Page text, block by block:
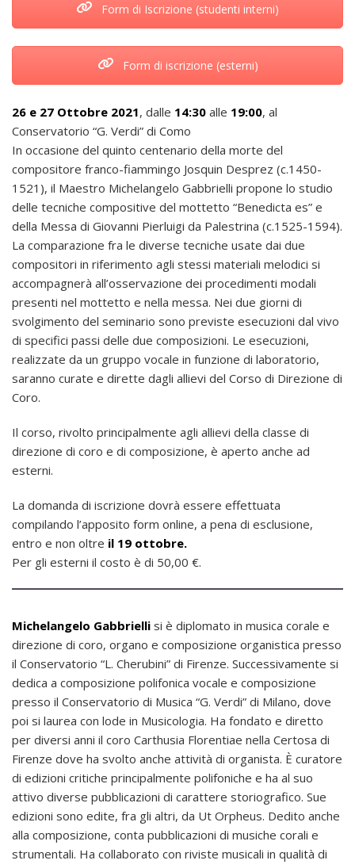
Form di Iscrizione (studenti interni)
Form di iscrizione (esterni)
26 e 27 Ottobre 2021, dalle 14:30 alle 19:00, al
Conservatorio “G. Verdi” di Como
In occasione del quinto centenario della morte del
compositore franco-fiammingo Josquin Desprez (c.1450-
1521), il Maestro Michelangelo Gabbrielli propone lo studio
delle tecniche compositive del mottetto “Benedicta es” e
della Messa di Giovanni Pierluigi da Palestrina (c.1525-1594).
La comparazione fra le diverse tecniche usate dai due
compositori in riferimento agli stessi materiali melodici si
accompagnerà all’osservazione dei procedimenti modali
presenti nel mottetto e nella messa. Nei due giorni di
svolgimento del seminario sono previste esecuzioni dal vivo
di specifici passi delle due composizioni. Le esecuzioni,
realizzate da un gruppo vocale in funzione di laboratorio,
saranno curate e dirette dagli allievi del Corso di Direzione di
Coro.
Il corso, rivolto principalmente agli allievi della classe di
direzione di coro e di composizione, è aperto anche ad
esterni.
La domanda di iscrizione dovrà essere effettuata
compilando l’apposito form online, a pena di esclusione,
entro e non oltre il 19 ottobre.
Per gli esterni il costo è di 50,00 €.
Michelangelo Gabbrielli si è diplomato in musica corale e
direzione di coro, organo e composizione organistica presso
il Conservatorio “L. Cherubini” di Firenze. Successivamente si
dedica a composizione polifonica vocale e composizione
presso il Conservatorio di Musica “G. Verdi” di Milano, dove
poi si laurea con lode in Musicologia. Ha fondato e diretto
per diversi anni il coro Carthusia Florentiae nella Certosa di
Firenze dove ha svolto anche attività di organista. È curatore
di edizioni critiche principalmente polifoniche e ha al suo
attivo diverse pubblicazioni di carattere storiografico. Sue
edizioni sono edite, fra gli altri, da Ut Orpheus. Dedito anche
alla composizione, conta pubblicazioni di musiche corali e
strumentali. Ha collaborato con riviste musicali in qualità di